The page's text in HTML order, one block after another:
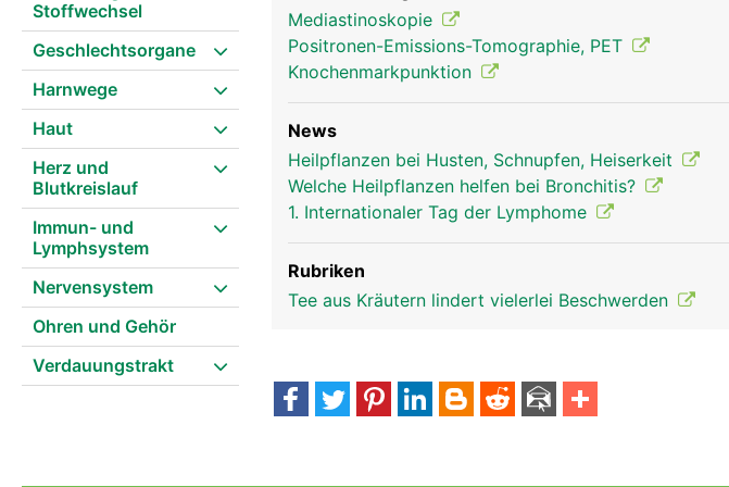
Stoffwechsel
Geschlechtsorgane
Harnwege
Haut
Herz und
Blutkreislauf
Immun- und
Lymphsystem
Nervensystem
Ohren und Gehör
Verdauungstrakt
Thymusdrüse Frau Thymusdrüse Mann
Mediastinoskopie
Positronen-Emissions-Tomographie, PET
Knochenmarkpunktion
News
Heilpflanzen bei Husten, Schnupfen, Heiserkeit
Welche Heilpflanzen helfen bei Bronchitis?
1. Internationaler Tag der Lymphome
Rubriken
Tee aus Kräutern lindert vielerlei Beschwerden